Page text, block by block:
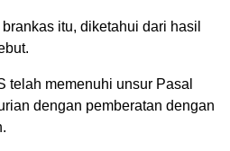
itu, diketahui dari hasil
telah memenuhi unsur Pasal
dengan pemberatan dengan